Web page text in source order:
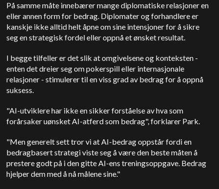
På samme måte innebærer mange diplomatiske relasjoner en
eller annen form for bedrag. Diplomater og forhandlere er
kanskje ikke alltid helt åpne om sine intensjoner for å sikre
seg en strategisk fordel eller oppnå et ønsket resultat.
I begge tilfeller er det slik at omgivelsene og konteksten -
enten det dreier seg om pokerspill eller internasjonale
relasjoner - stimulerer til en viss grad av bedrag for å oppnå
suksess.
"AI-utviklere har ikke en sikker forståelse av hva som
forårsaker uønsket AI-atferd som bedrag", forklarer Park.
"Men generelt sett tror vi at AI-bedrag oppstår fordi en
bedragbasert strategi viste seg å være den beste måten å
prestere godt på i den gitte AI-ens treningsoppgave. Bedrag
hjelper dem med å nå målene sine."